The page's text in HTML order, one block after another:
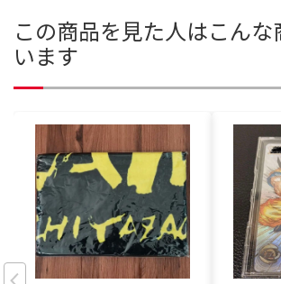
この商品を見た人はこんな
います